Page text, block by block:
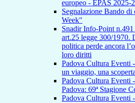
europeo - EPAS 2025-
Segnalazione Bando
Week"
Snadir Info-Point
art.25 legge 300/1970.
politica perde ancora
loro diritti
Padova Cultura Eventi
un viaggio, una scoperta
Padova Cultura Eventi
Padova: 69ª Stagione
Padova Cultura Eventi